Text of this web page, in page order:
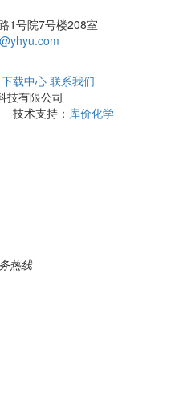
1号院7号楼208室
下载中心 联系我们
技有限公司
术支持： 库价化学
热线